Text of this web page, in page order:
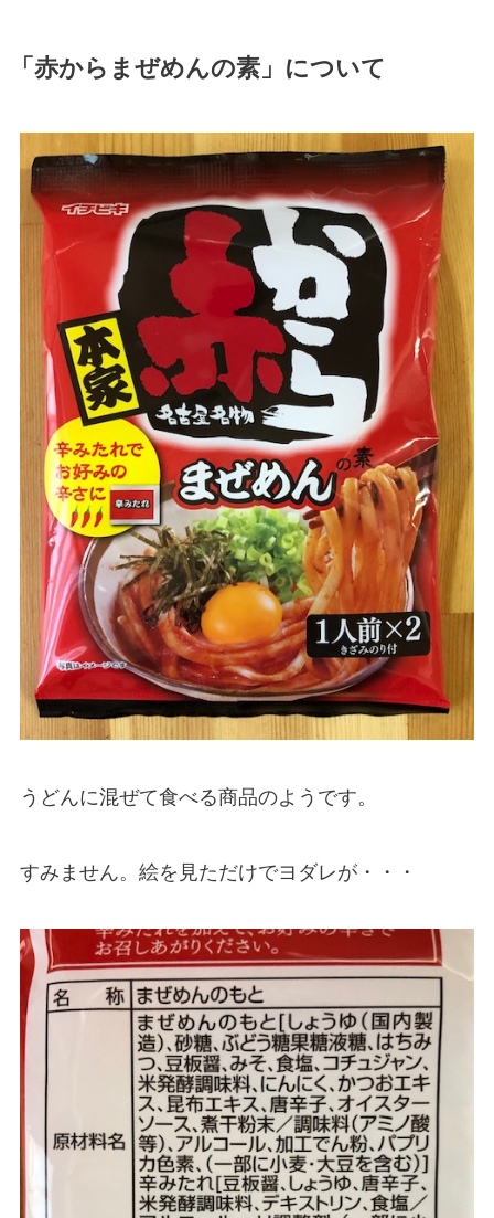
「赤からまぜめんの素」について
うどんに混ぜて食べる商品のようです。
すみません。絵を見ただけでヨダレが・・・